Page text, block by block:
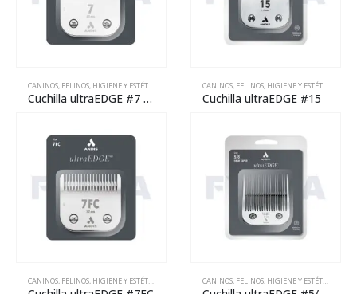
CANINOS, FELINOS, HIGIENE Y ESTÉTICA MANTENIMIENTO,REPARACIÓN
Cuchilla ultraEDGE #7 – Skip Tooth
CANINOS, FELINOS, HIGIENE Y ESTÉTICA
Cuchilla ultraEDGE #15
CANINOS, FELINOS, HIGIENE Y ESTÉTICA MANTENIMIENTO,REPARACIÓN
CANINOS, FELINOS, HIGIENE Y ESTÉTICA